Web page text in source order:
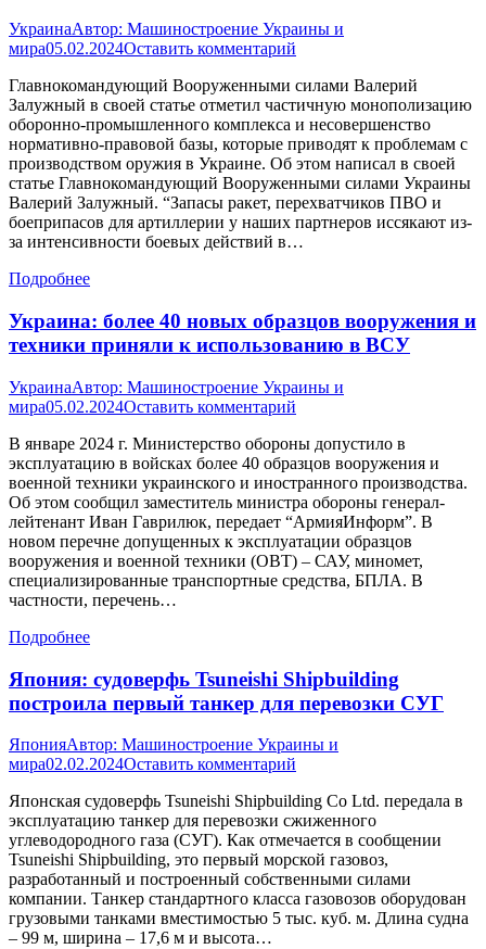
УкраинаАвтор: Машиностроение Украины и
мира05.02.2024Оставить комментарий
Главнокомандующий Вооруженными силами Валерий
Залужный в своей статье отметил частичную монополизацию
оборонно-промышленного комплекса и несовершенство
нормативно-правовой базы, которые приводят к проблемам с
производством оружия в Украине. Об этом написал в своей
статье Главнокомандующий Вооруженными силами Украины
Валерий Залужный. “Запасы ракет, перехватчиков ПВО и
боеприпасов для артиллерии у наших партнеров иссякают из-
за интенсивности боевых действий в…
Подробнее
Украина: более 40 новых образцов вооружения и
техники приняли к использованию в ВСУ
УкраинаАвтор: Машиностроение Украины и
мира05.02.2024Оставить комментарий
В январе 2024 г. Министерство обороны допустило в
эксплуатацию в войсках более 40 образцов вооружения и
военной техники украинского и иностранного производства.
Об этом сообщил заместитель министра обороны генерал-
лейтенант Иван Гаврилюк, передает “АрмияИнформ”. В
новом перечне допущенных к эксплуатации образцов
вооружения и военной техники (ОВТ) – САУ, миномет,
специализированные транспортные средства, БПЛА. В
частности, перечень…
Подробнее
Япония: судоверфь Tsuneishi Shipbuilding
построила первый танкер для перевозки СУГ
ЯпонияАвтор: Машиностроение Украины и
мира02.02.2024Оставить комментарий
Японская судоверфь Tsuneishi Shipbuilding Co Ltd. передала в
эксплуатацию танкер для перевозки сжиженного
углеводородного газа (СУГ). Как отмечается в сообщении
Tsuneishi Shipbuilding, это первый морской газовоз,
разработанный и построенный собственными силами
компании. Танкер стандартного класса газовозов оборудован
грузовыми танками вместимостью 5 тыс. куб. м. Длина судна
– 99 м, ширина – 17,6 м и высота…